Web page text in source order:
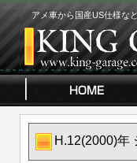
アメ車から国産US仕様な
H.12(2000)年